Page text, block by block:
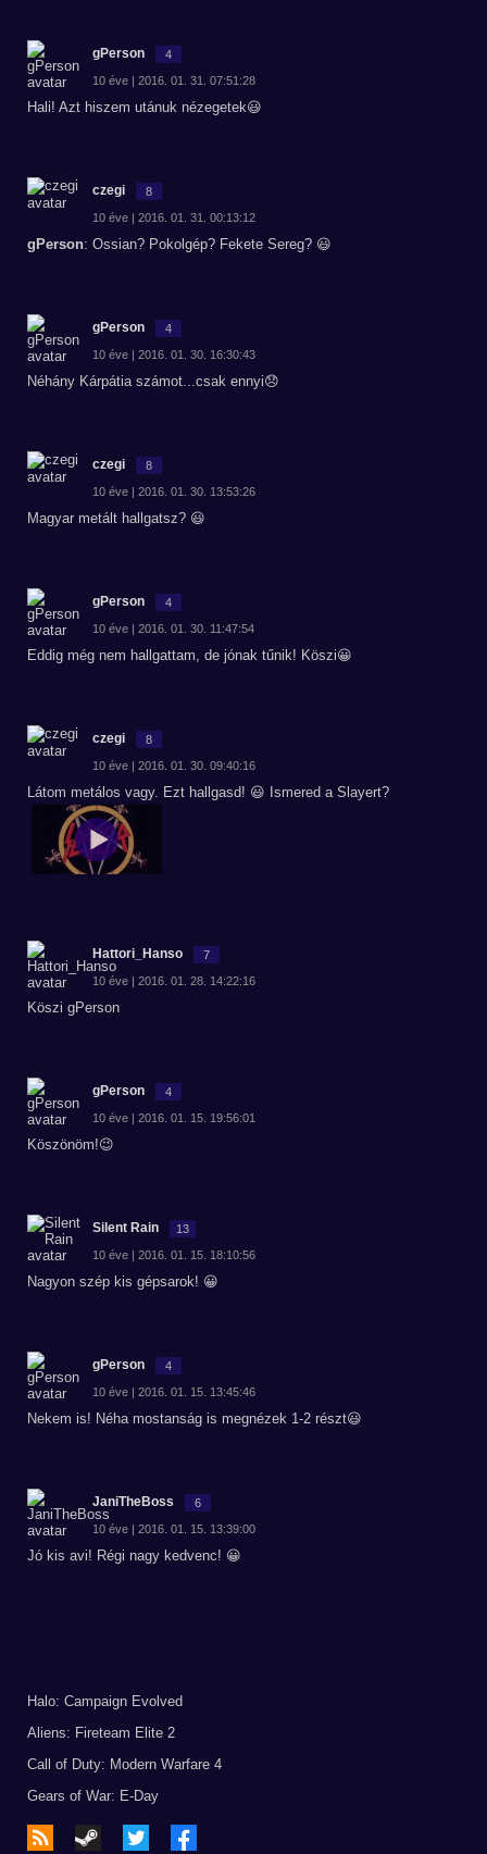
gPerson 4
10 éve | 2016. 01. 31. 07:51:28
Hali! Azt hiszem utánuk nézegetek😃
czegi 8
10 éve | 2016. 01. 31. 00:13:12
gPerson: Ossian? Pokolgép? Fekete Sereg? 😃
gPerson 4
10 éve | 2016. 01. 30. 16:30:43
Néhány Kárpátia számot...csak ennyi😞
czegi 8
10 éve | 2016. 01. 30. 13:53:26
Magyar metált hallgatsz? 😃
gPerson 4
10 éve | 2016. 01. 30. 11:47:54
Eddig még nem hallgattam, de jónak tűnik! Köszi😀
czegi 8
10 éve | 2016. 01. 30. 09:40:16
Látom metálos vagy. Ezt hallgasd! 😃 Ismered a Slayert?
Hattori_Hanso 7
10 éve | 2016. 01. 28. 14:22:16
Köszi gPerson
gPerson 4
10 éve | 2016. 01. 15. 19:56:01
Köszönöm!😉
Silent Rain 13
10 éve | 2016. 01. 15. 18:10:56
Nagyon szép kis gépsarok! 😀
gPerson 4
10 éve | 2016. 01. 15. 13:45:46
Nekem is! Néha mostanság is megnézek 1-2 részt😃
JaniTheBoss 6
10 éve | 2016. 01. 15. 13:39:00
Jó kis avi! Régi nagy kedvenc! 😀
Halo: Campaign Evolved
Aliens: Fireteam Elite 2
Call of Duty: Modern Warfare 4
Gears of War: E-Day